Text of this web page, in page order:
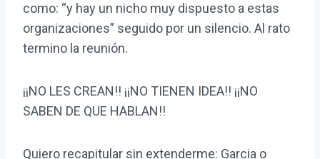
como: “y hay un nicho muy dispuesto a estas
organizaciones” seguido por un silencio. Al rato
termino la reunión.
¡¡NO LES CREAN!! ¡¡NO TIENEN IDEA!! ¡¡NO
SABEN DE QUE HABLAN!!
Quiero recapitular sin extenderme: Garcia o